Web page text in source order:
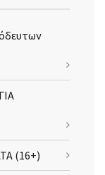
(16+)